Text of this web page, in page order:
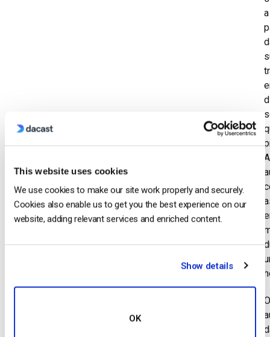
This website uses cookies
We use cookies to make our site work properly and securely.
Cookies also enable us to get you the best experience on our
website, adding relevant services and enriched content.
Show details
OK
a
A
O